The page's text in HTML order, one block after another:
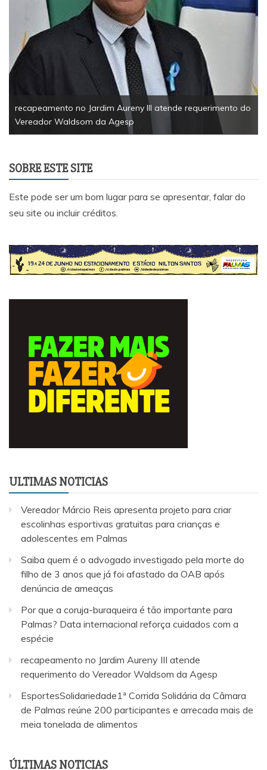
recapeamento no Jardim Aureny III atende requerimento do
Vereador Waldsom da Agesp
SOBRE ESTE SITE
Este pode ser um bom lugar para se apresentar, falar do
seu site ou incluir créditos.
ULTIMAS NOTICIAS
Vereador Márcio Reis apresenta projeto para criar
escolinhas esportivas gratuitas para crianças e
adolescentes em Palmas
Saiba quem é o advogado investigado pela morte do
filho de 3 anos que já foi afastado da OAB após
denúncia de ameaças
Por que a coruja-buraqueira é tão importante para
Palmas? Data internacional reforça cuidados com a
espécie
recapeamento no Jardim Aureny III atende
requerimento do Vereador Waldsom da Agesp
EsportesSolidariedade1ª Corrida Solidária da Câmara
de Palmas reúne 200 participantes e arrecada mais de
meia tonelada de alimentos
ÚLTIMAS NOTICIAS